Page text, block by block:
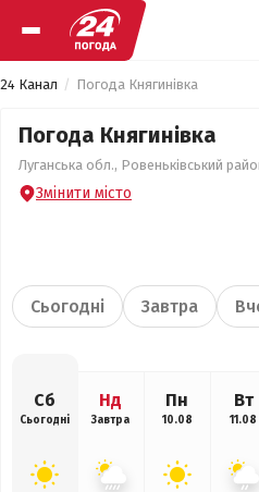
24 Канал Погода Княгинівка
Погода Княгинівка
Луганська обл., Ровеньківський
Змінити місто
Сьогодні Завтра
Сб
Сьогодні
Нд
Завтра
Пн
10.08
Вт
11.08